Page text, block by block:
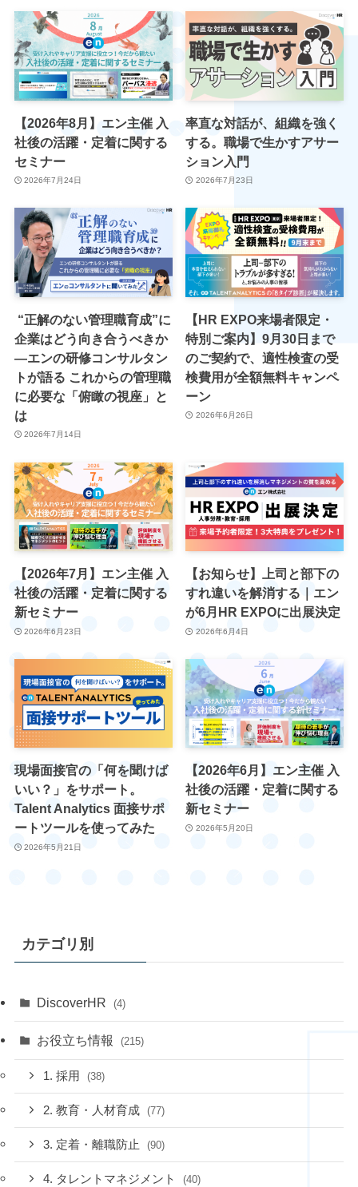
【2026年8月】エン主催 入
社後の活躍・定着に関する
セミナー
2026年7月24日
率直な対話が、組織を強く
する。職場で生かすアサー
ション入門
2026年7月23日
“正解のない管理職育成”に
企業はどう向き合うべきか
―エンの研修コンサルタン
トが語る これからの管理職
に必要な「俯瞰の視座」と
は
2026年7月14日
【HR EXPO来場者限定・
特別ご案内】9月30日まで
のご契約で、適性検査の受
検費用が全額無料キャンペ
ーン
2026年6月26日
【2026年7月】エン主催 入
社後の活躍・定着に関する
新セミナー
2026年6月23日
【お知らせ】上司と部下の
すれ違いを解消する｜エン
が6月HR EXPOに出展決定
2026年6月4日
現場面接官の「何を聞けば
いい？」をサポート。
Talent Analytics 面接サポ
ートツールを使ってみた
2026年5月21日
【2026年6月】エン主催 入
社後の活躍・定着に関する
新セミナー
2026年5月20日
カテゴリ別
DiscoverHR (4)
お役立ち情報 (215)
1. 採用 (38)
2. 教育・人材育成 (77)
3. 定着・離職防止 (90)
4. タレントマネジメント (40)